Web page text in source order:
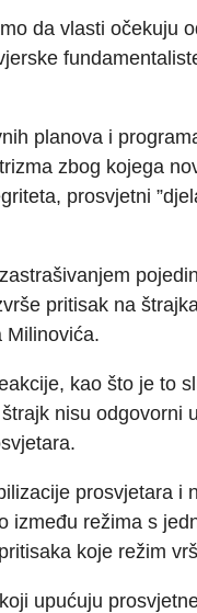
da vlasti očekuju
planova i
zbog kojega
prosvjetni
pritisak na
Milinovića.
kao što je to
nisu odgovorni
prosvjetara i
između režima s
koje režim
upućuju